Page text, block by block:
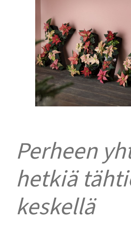
Perheen
hetkiä
keskellä